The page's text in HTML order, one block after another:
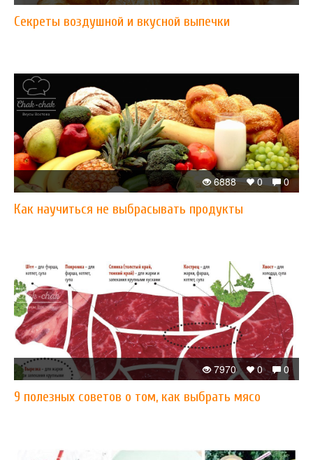
Секреты воздушной и вкусной выпечки
0
0
6888
Как научиться не выбрасывать продукты
0
0
7970
9 полезных советов о том, как выбрать мясо